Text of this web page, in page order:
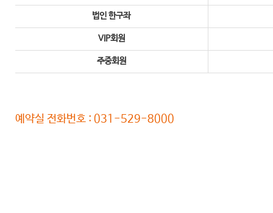
법인 한구좌
VIP회원
주중회원
예약실 전화번호 : 031-529-8000